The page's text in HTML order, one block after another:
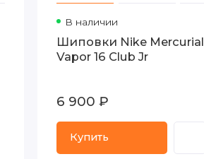
В наличии
Шиповки Nike Mercurial
Vapor 16 Club Jr
6 900 ₽
Купить